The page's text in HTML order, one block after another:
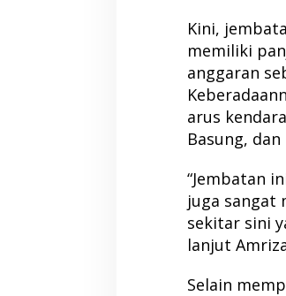
Kini,
memiliki
anggaran
arus
Basung,
“Jembatan
juga sangat
sekitar sini
lanjut
Selain